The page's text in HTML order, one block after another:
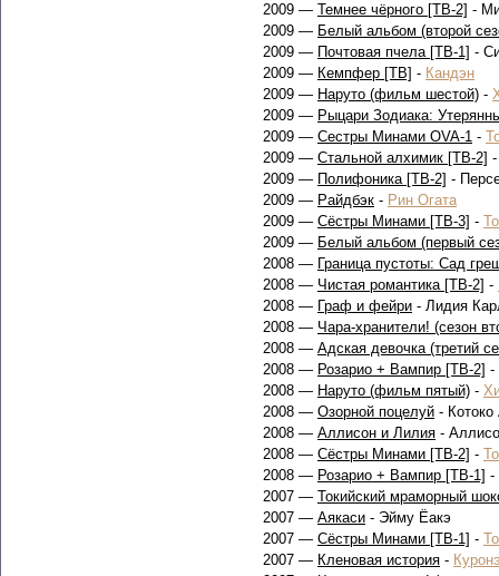
2009 — Темнее чёрного [ТВ-2] -
2009 — Белый альбом (второй
2009 — Почтовая пчела [ТВ-1] -
2009 — Кемпфер [ТВ] - Кандэн
2009 — Наруто (фильм шестой) -
2009 — Рыцари Зодиака:
2009 — Сестры Минами OVA-1 -
2009 — Стальной алхимик [ТВ-2]
2009 — Полифоника [ТВ-2] -
2009 — Райдбэк - Рин Огата
2009 — Сёстры Минами [ТВ-3] -
2009 — Белый альбом (первый
2008 — Граница пустоты: Сад
2008 — Чистая романтика [ТВ-2] -
2008 — Граф и фейри - Лидия
2008 — Чара-хранители! (сезон
2008 — Адская девочка (третий
2008 — Розарио + Вампир [ТВ-2] -
2008 — Наруто (фильм пятый) -
2008 — Озорной поцелуй - Котоко
2008 — Аллисон и Лилия -
2008 — Сёстры Минами [ТВ-2] -
2008 — Розарио + Вампир [ТВ-1] -
2007 — Токийский мраморный
2007 — Аякаси - Эйму Ёакэ
2007 — Сёстры Минами [ТВ-1] -
2007 — Кленовая история -